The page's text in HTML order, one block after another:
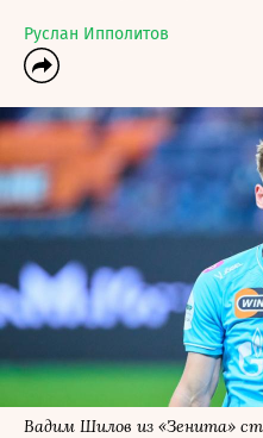
Руслан Ипполитов
Вадим Шилов из «Зенита»